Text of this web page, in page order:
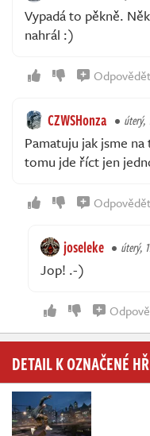
Vypadá to pěkně.
nahrál :)
Odpovědět
CZWSHonza úterý,
Pamatuju jak jsme
tomu jde říct jen
Odpovědět
joseleke úterý,
Jop! .-)
DETAIL K OZNAČENÉ